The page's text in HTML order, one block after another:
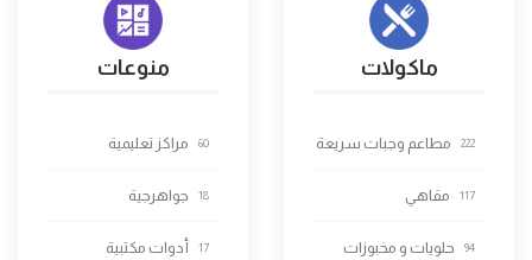
ماكولات
مطاعم وجبات سريعة 222
مقاهي 117
حلويات و مخبوزات 94
منوعات
مراكز تعليمية 60
جواهرجية 18
أدوات مكتبية 17